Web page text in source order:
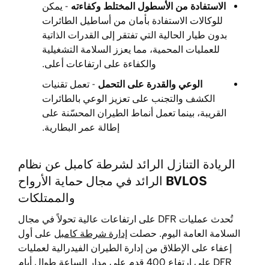
الاستفادة من الأسطول المختلط وكفاءته - يمكن
للوكالات الاستفادة بأمان من أساطيل الطائرات
بدون طيار الحالية التي تفتقر إلى القدرات الذاتية
للعمليات المحمية، مما يعزز السلامة التشغيلية
والكفاءة على ارتفاعات أعلى.
الوعي والقدرة على التحمل - تعمل تقنيات
الكشف والتجنب على تعزيز الوعي بالطائرات
القريبة، بينما تعمل أنماط الطيران المحسّنة على
إطالة عمر البطارية.
الريادة التنازل الرائد لشرطة كامبل عن نظام
BVLOS الرائد في مجال حماية الأرواح
والممتلكات
تُحدث عمليات DFR على ارتفاعات عالية تحولاً في مجال
السلامة العامة اليوم. حصلت إدارة شرطة كامبل على أول
إعفاء على الإطلاق من إدارة الطيران الفيدرالية لعمليات
DFR على ارتفاع 400 قدم على مدار الساعة طوال أيام